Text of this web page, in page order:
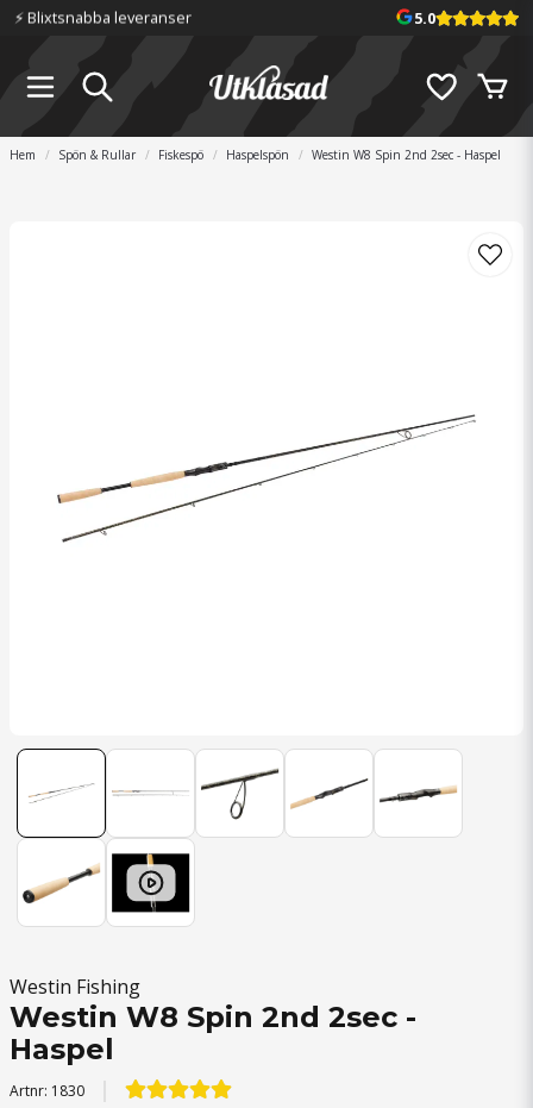
⚡️ Blixtsnabba leveranser 5.0
Hem Spön & Rullar Fiskespö Haspelspön Westin W8 Spin 2nd 2sec - Haspel
Westin Fishing
Westin W8 Spin 2nd 2sec -
Haspel
Artnr: 1830